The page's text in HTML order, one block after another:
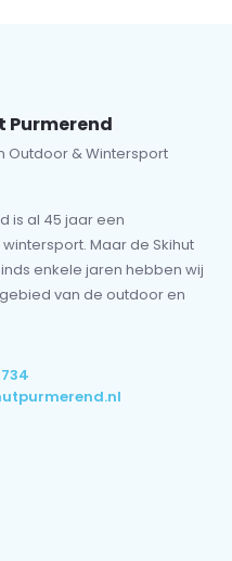
Purmerend
Outdoor & Wintersport
is al 45 jaar een
Maar de Skihut
enkele jaren hebben wij
van de outdoor en